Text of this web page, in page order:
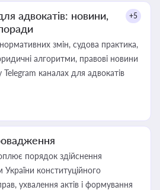
адвокатів: новини,
+5
змін, судова практика,
алгоритми, правові новини
каналах для адвокатів
порядок здійснення
конституційного
ухвалення актів і формування